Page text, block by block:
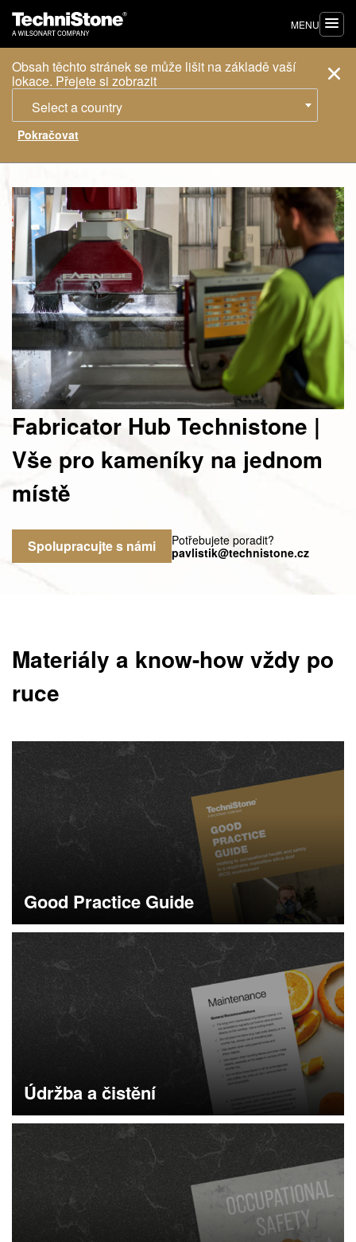
Obsah těchto stránek se může lišit na základě vaší
lokace. Přejete si zobrazit
Select a country
MENU
Fabricator Hub Technistone |
Vše pro kameníky na jednom
místě
Spolupracujte s námi
Potřebujete poradit?
pavlistik@technistone.cz
Materiály a know-how vždy po
ruce
Good Practice Guide
Údržba a čistění